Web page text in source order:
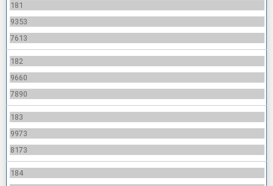
181
9353
7613
182
9660
7890
183
9973
8173
184